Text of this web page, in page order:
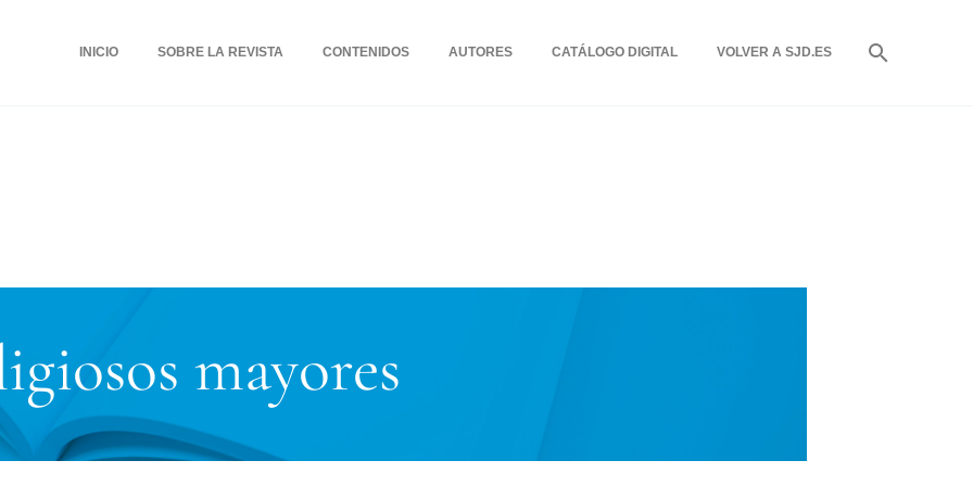
INICIO SOBRE LA REVISTA CONTENIDOS AUTORES CATÁLOGO DIGITAL VOLVER A SJD.ES
mayores